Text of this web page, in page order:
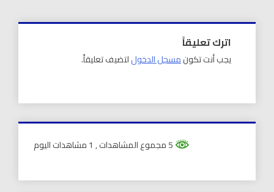
اترك تعليقاً
يجب أنت تكونمسجل الدخوللتضيف تعليقاً.
, 1 مشاهدات اليوم